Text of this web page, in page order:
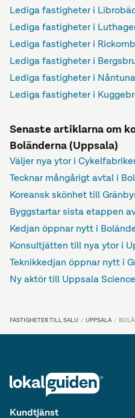
Lediga fastigheter i
Lediga fastigheter i
Lediga fastigheter i
Lediga fastigheter i
Lediga fastigheter i
Lediga fastigheter i
Senaste artiklarna om
Boländerna (Uppsala)
Väljer nya ytor i
Tecknar mångårigt avtal i
Koreansk skönhet till
Byggstartar sista etappen
Kedjan öppnar nytt i
Konsultjätten till nya ytor i
Teknikkedjan öppnar nytt i
Ny aktör till Uppsala
FASTIGHETER TILL SALU UPPSALA
Kundtjänst